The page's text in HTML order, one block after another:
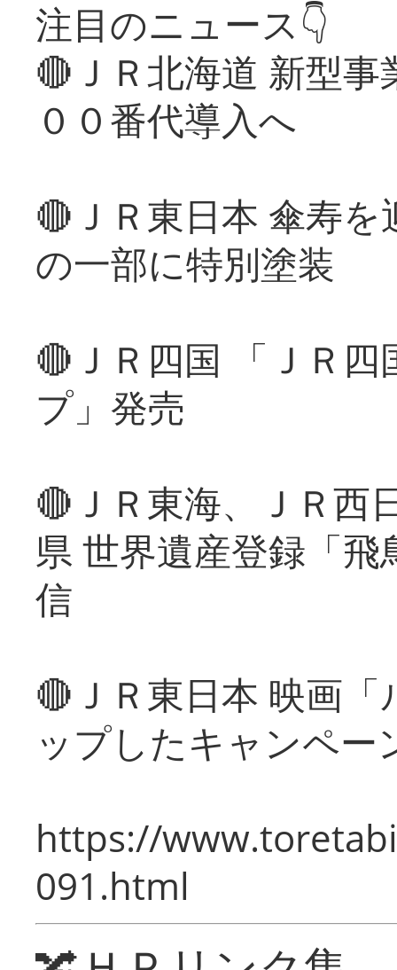
注目のニュース👇
🔴ＪＲ北海道 新型
００番代導入へ
🔴ＪＲ東日本 傘寿
の一部に特別塗装
🔴ＪＲ四国 「ＪＲ
プ」発売
🔴ＪＲ東海、ＪＲ西
県 世界遺産登録「
信
🔴ＪＲ東日本 映画
ップしたキャンペー
https://
091.html